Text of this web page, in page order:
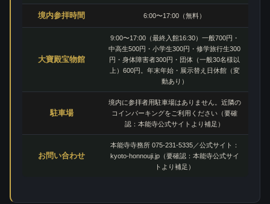
境内参拝時間 6:00〜17:00（無料）
大寶殿宝物館
9:00〜17:00（最終入館16:30）一般700円・
中高生500円・小学生300円・修学旅行生300
円・身体障害者300円・団体（一般30名様以
上）600円。年末年始・展示替え日休館（変
動あり）
駐車場
境内に参拝者用駐車場はありません。近隣の
コインパーキングをご利用ください（要確
認：本能寺公式サイトより補足）
お問い合わせ
本能寺寺務所 075-231-5335／公式サイト：
kyoto-honnouji.jp（要確認：本能寺公式サイ
トより補足）